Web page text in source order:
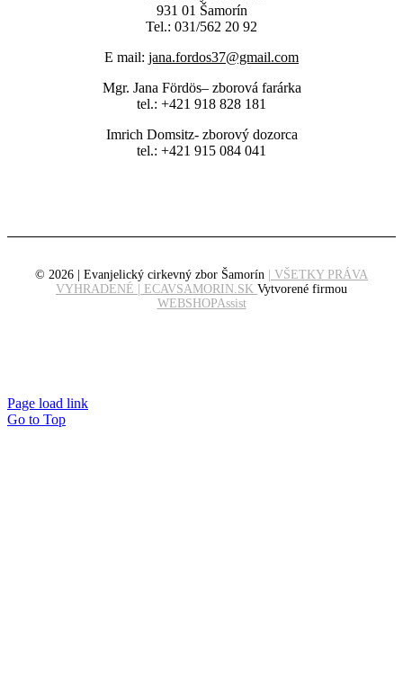
931 01 Šamorín
Tel.: 031/562 20 92
E mail: jana.fordos37@gmail.com
Mgr. Jana Fördös– zborová farárka
tel.: +421 918 828 181
Imrich Domsitz- zborový dozorca
tel.: +421 915 084 041
© 2026 | Evanjelický cirkevný zbor Šamorín
| VŠETKY PRÁVA
VYHRADENÉ | ECAVSAMORIN.SK Vytvorené firmou
WEBSHOPAssist
Page load link
Go to Top